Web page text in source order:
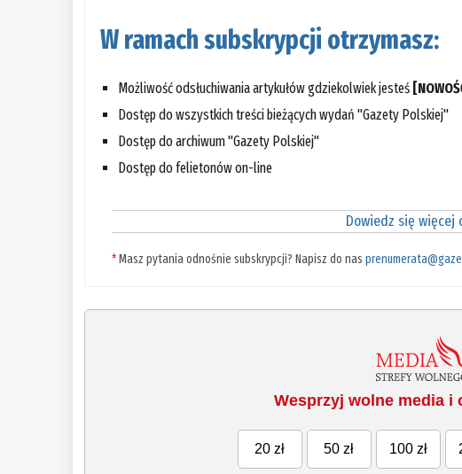
W ramach subskrypcji otrzymasz:
Możliwość odsłuchiwania artykułów gdziekolwiek jesteś
Dostęp do wszystkich treści bieżących wydań "Gazety Polskiej"
Dostęp do archiwum "Gazety Polskiej"
Dostęp do felietonów on-line
Dowiedz się więcej
*Masz pytania odnośnie subskrypcji? Napisz do nas
Wesprzyj wolne media i
20 zł 50 zł 100 zł